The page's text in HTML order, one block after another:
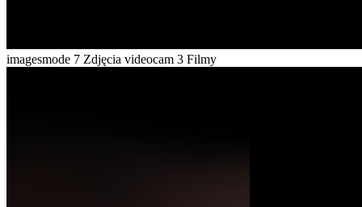
imagesmode 7 Zdjęcia videocam 3 Filmy